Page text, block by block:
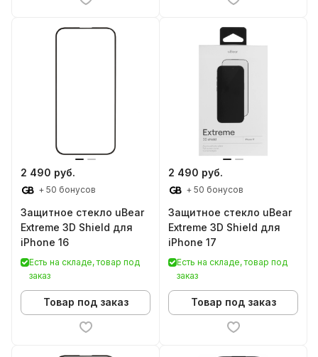
2 490 руб.
+ 50 бонусов
Защитное стекло uBear
Extreme 3D Shield для
iPhone 16
Есть на складе, товар под
заказ
Товар под заказ
2 490 руб.
+ 50 бонусов
Защитное стекло uBear
Extreme 3D Shield для
iPhone 17
Есть на складе, товар под
заказ
Товар под заказ